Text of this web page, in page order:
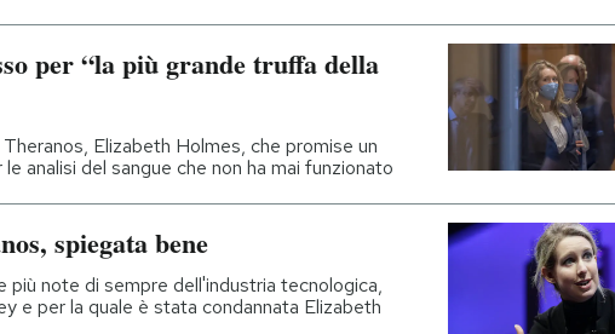
per “la più grande truffa della
Elizabeth Holmes, che promise un
analisi del sangue che non ha mai funzionato
spiegata bene
più note di sempre dell'industria tecnologica,
e per la quale è stata condannata Elizabeth